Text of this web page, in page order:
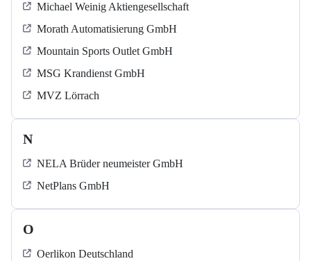
Michael Weinig Aktiengesellschaft
Morath Automatisierung GmbH
Mountain Sports Outlet GmbH
MSG Krandienst GmbH
MVZ Lörrach
N
NELA Brüder neumeister GmbH
NetPlans GmbH
O
Oerlikon Deutschland